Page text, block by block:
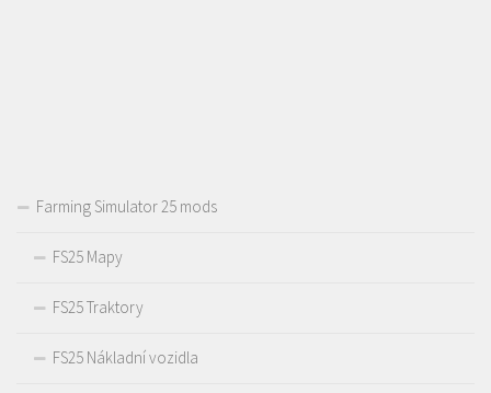
Farming Simulator 25 mods
FS25 Mapy
FS25 Traktory
FS25 Nákladní vozidla